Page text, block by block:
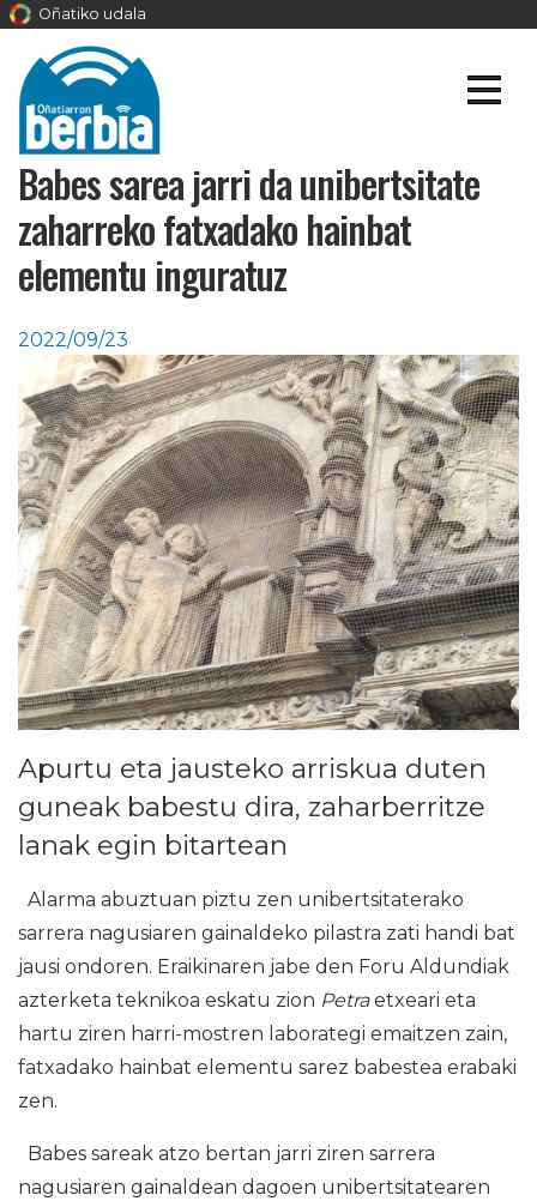
Oñatiko udala
Babes sarea jarri da unibertsitate
zaharreko fatxadako hainbat
elementu inguratuz
2022/09/23
Apurtu eta jausteko arriskua duten
guneak babestu dira, zaharberritze
lanak egin bitartean
Alarma abuztuan piztu zen unibertsitaterako
sarrera nagusiaren gainaldeko pilastra zati handi bat
jausi ondoren. Eraikinaren jabe den Foru Aldundiak
azterketa teknikoa eskatu zion Petraetxeari eta
hartu ziren harri-mostren laborategi emaitzen zain,
fatxadako hainbat elementu sarez babestea erabaki
zen.
Babes sareak atzo bertan jarri ziren sarrera
nagusiaren gainaldean dagoen unibertsitatearen